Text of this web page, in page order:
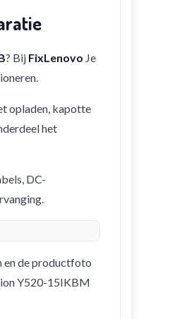
? Bij FixLenovo Je
opladen, kapotte
het
DC-
en de productfoto
Y520-15IKBM